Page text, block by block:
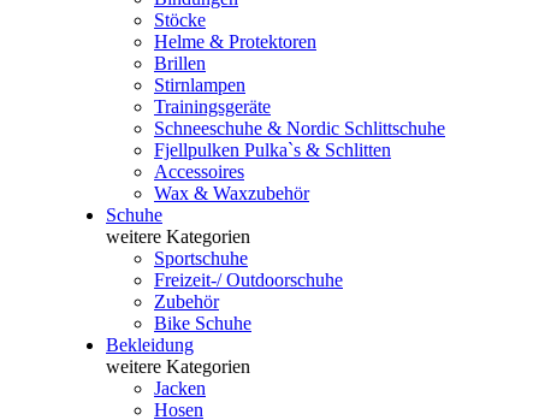
Stöcke
Helme & Protektoren
Brillen
Stirnlampen
Trainingsgeräte
Schneeschuhe & Nordic Schlittschuhe
Fjellpulken Pulka`s & Schlitten
Accessoires
Wax & Waxzubehör
Schuhe
weitere Kategorien
Sportschuhe
Freizeit-/ Outdoorschuhe
Zubehör
Bike Schuhe
Bekleidung
weitere Kategorien
Jacken
Hosen